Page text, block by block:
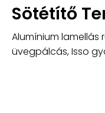
Sötétítő
Alumínium lamellás
üvegpálcás, Isso